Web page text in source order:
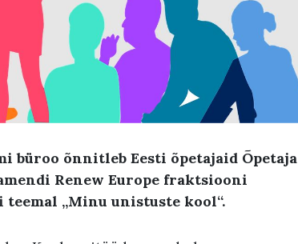
büroo õnnitleb Eesti õpetajaid Õpetaja
Renew Europe fraktsiooni
„Minu unistuste kool“.